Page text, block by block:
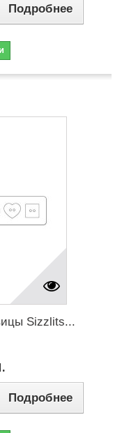
Подробнее
Sizzlits...
Подробнее